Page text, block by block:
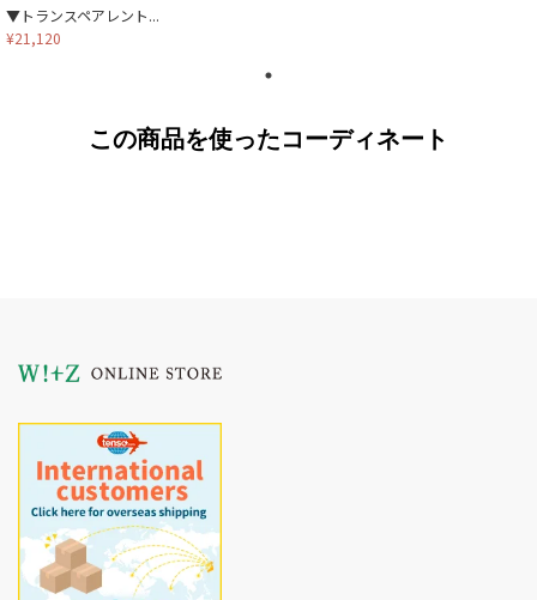
▼トランスペアレント...
¥21,120
この商品を使ったコーディネート